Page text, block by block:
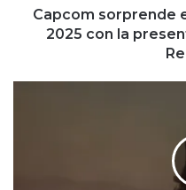
presentación
Capcom sorprende
2025 con la